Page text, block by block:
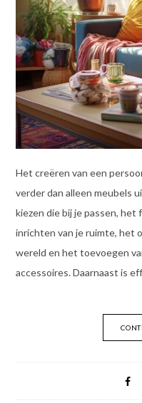
Het creëren van een
verder dan alleen meubels
kiezen die bij je passen,
inrichten van je ruimte, het
wereld en het toevoegen
accessoires. Daarnaast is